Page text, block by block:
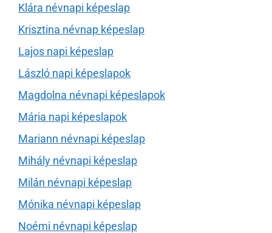
Klára névnapi képeslap
Krisztina névnap képeslap
Lajos napi képeslap
László napi képeslapok
Magdolna névnapi képeslapok
Mária napi képeslapok
Mariann névnapi képeslap
Mihály névnapi képeslap
Milán névnapi képeslap
Mónika névnapi képeslap
Noémi névnapi képeslap